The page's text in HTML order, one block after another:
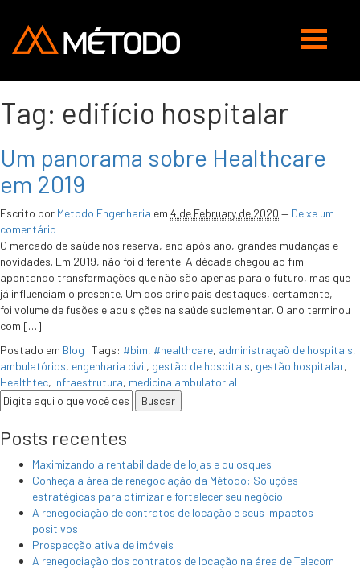
Abrir
Tag: edifício hospitalar
Um panorama sobre Healthcare
em 2019
Escrito por Metodo Engenharia em 4 de February de 2020 — Deixe um
comentário
O mercado de saúde nos reserva, ano após ano, grandes mudanças e
novidades. Em 2019, não foi diferente. A década chegou ao fim
apontando transformações que não são apenas para o futuro, mas que
já influenciam o presente. Um dos principais destaques, certamente,
foi volume de fusões e aquisições na saúde suplementar. O ano terminou
com […]
Postado em Blog | Tags: #bim, #healthcare, administraçaõ de hospitais,
ambulatórios, engenharia civil, gestão de hospitais, gestão hospitalar,
Healthtec, infraestrutura, medicina ambulatorial
Posts recentes
Maximizando a rentabilidade de lojas e quiosques
Conheça a área de renegociação da Método: Soluções
estratégicas para otimizar e fortalecer seu negócio
A renegociação de contratos de locação e seus impactos
positivos
Prospecção ativa de imóveis
A renegociação dos contratos de locação na área de Telecom